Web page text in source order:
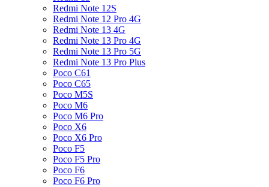
Redmi Note 12S
Redmi Note 12 Pro 4G
Redmi Note 13 4G
Redmi Note 13 Pro 4G
Redmi Note 13 Pro 5G
Redmi Note 13 Pro Plus
Poco C61
Poco C65
Poco M5S
Poco M6
Poco M6 Pro
Poco X6
Poco X6 Pro
Poco F5
Poco F5 Pro
Poco F6
Poco F6 Pro